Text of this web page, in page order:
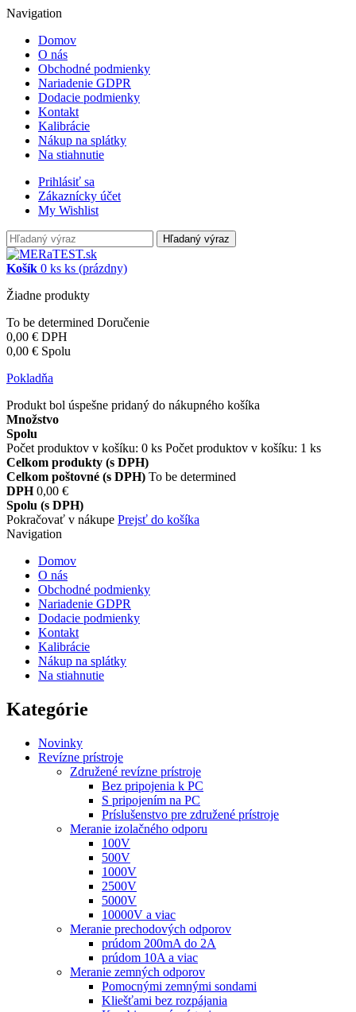
Navigation
Domov
O nás
Obchodné podmienky
Nariadenie GDPR
Dodacie podmienky
Kontakt
Kalibrácie
Nákup na splátky
Na stiahnutie
Prihlásiť sa
Zákaznícky účet
My Wishlist
Hľadaný výraz
Košík 0 ks ks (prázdny)
Žiadne produkty
To be determined Doručenie
0,00 € DPH
0,00 € Spolu
Pokladňa
Produkt bol úspešne pridaný do nákupného košíka
Množstvo
Spolu
Počet produktov v košíku: 0 ks Počet produktov v košíku: 1 ks
Celkom produkty (s DPH)
Celkom poštovné (s DPH) To be determined
DPH 0,00 €
Spolu (s DPH)
Pokračovať v nákupe Prejsť do košíka
Navigation
Domov
O nás
Obchodné podmienky
Nariadenie GDPR
Dodacie podmienky
Kontakt
Kalibrácie
Nákup na splátky
Na stiahnutie
Kategórie
Novinky
Revízne prístroje
Združené revízne prístroje
Bez pripojenia k PC
S pripojením na PC
Príslušenstvo pre združené prístroje
Meranie izolačného odporu
100V
500V
1000V
2500V
5000V
10000V a viac
Meranie prechodových odporov
prúdom 200mA do 2A
prúdom 10A a viac
Meranie zemných odporov
Pomocnými zemnými sondami
Kliešťami bez rozpájania